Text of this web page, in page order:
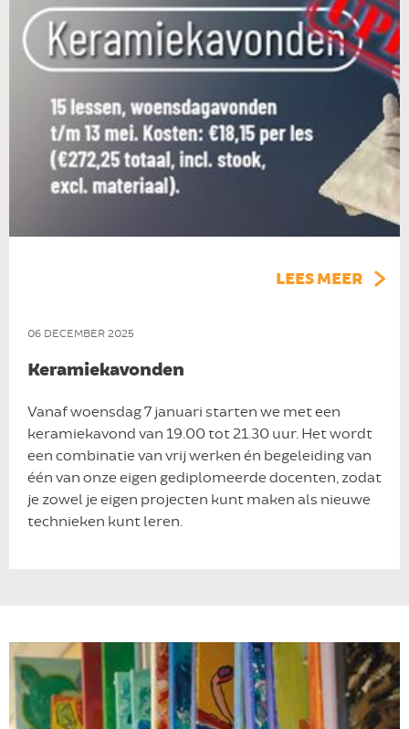
06 DECEMBER 2025
Keramiekavonden
Vanaf woensdag 7 januari starten we met een
keramiekavond van 19.00 tot 21.30 uur. Het wordt
een combinatie van vrij werken én begeleiding van
één van onze eigen gediplomeerde docenten, zodat
je zowel je eigen projecten kunt maken als nieuwe
technieken kunt leren.
LEES MEER